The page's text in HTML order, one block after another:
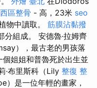
區整骨 - 高，23米 seo
物中讀取。 筋膜沾黏撥
組成。 安德魯·拉姆齊
），最古老的男孩落
個姐姐和普魯死於出生並
·布里斯科（Lily 整復 整
）是一位年輕的畫家，